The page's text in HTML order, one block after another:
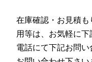
在庫確認・お見積
用等は、お気軽に
電話にて下記お問い